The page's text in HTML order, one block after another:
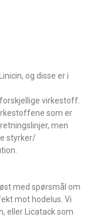
og disse er i
virkestoff.
som er
men
styrker/
med spørsmål om
mot hodelus. Vi
eller Licatack som